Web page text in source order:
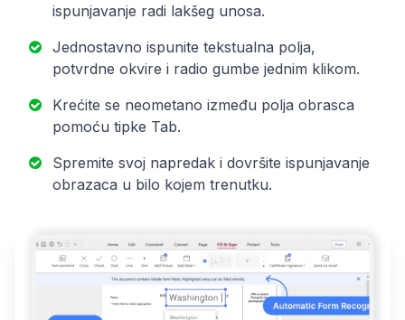
ispunjavanje radi lakšeg unosa.
Jednostavno ispunite tekstualna polja,
potvrdne okvire i radio gumbe jednim klikom.
Krećite se neometano između polja obrasca
pomoću tipke Tab.
Spremite svoj napredak i dovršite ispunjavanje
obrazaca u bilo kojem trenutku.